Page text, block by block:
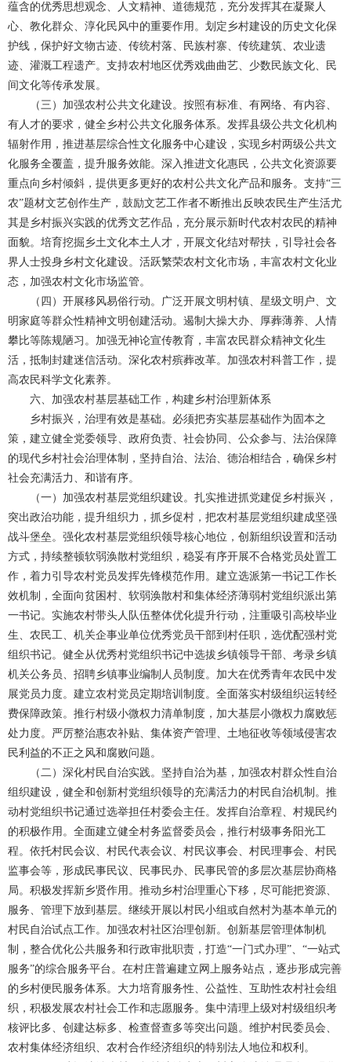
蕴含的优秀思想观念、人文精神、道德规范，充分发挥其在凝聚人
心、教化群众、淳化民风中的重要作用。划定乡村建设的历史文化保
护线，保护好文物古迹、传统村落、民族村寨、传统建筑、农业遗
迹、灌溉工程遗产。支持农村地区优秀戏曲曲艺、少数民族文化、民
间文化等传承发展。
（三）加强农村公共文化建设。按照有标准、有网络、有内容、
有人才的要求，健全乡村公共文化服务体系。发挥县级公共文化机构
辐射作用，推进基层综合性文化服务中心建设，实现乡村两级公共文
化服务全覆盖，提升服务效能。深入推进文化惠民，公共文化资源要
重点向乡村倾斜，提供更多更好的农村公共文化产品和服务。支持“三
农”题材文艺创作生产，鼓励文艺工作者不断推出反映农民生产生活尤
其是乡村振兴实践的优秀文艺作品，充分展示新时代农村农民的精神
面貌。培育挖掘乡土文化本土人才，开展文化结对帮扶，引导社会各
界人士投身乡村文化建设。活跃繁荣农村文化市场，丰富农村文化业
态，加强农村文化市场监管。
（四）开展移风易俗行动。广泛开展文明村镇、星级文明户、文
明家庭等群众性精神文明创建活动。遏制大操大办、厚葬薄养、人情
攀比等陈规陋习。加强无神论宣传教育，丰富农民群众精神文化生
活，抵制封建迷信活动。深化农村殡葬改革。加强农村科普工作，提
高农民科学文化素养。
六、加强农村基层基础工作，构建乡村治理新体系
乡村振兴，治理有效是基础。必须把夯实基层基础作为固本之
策，建立健全党委领导、政府负责、社会协同、公众参与、法治保障
的现代乡村社会治理体制，坚持自治、法治、德治相结合，确保乡村
社会充满活力、和谐有序。
（一）加强农村基层党组织建设。扎实推进抓党建促乡村振兴，
突出政治功能，提升组织力，抓乡促村，把农村基层党组织建成坚强
战斗堡垒。强化农村基层党组织领导核心地位，创新组织设置和活动
方式，持续整顿软弱涣散村党组织，稳妥有序开展不合格党员处置工
作，着力引导农村党员发挥先锋模范作用。建立选派第一书记工作长
效机制，全面向贫困村、软弱涣散村和集体经济薄弱村党组织派出第
一书记。实施农村带头人队伍整体优化提升行动，注重吸引高校毕业
生、农民工、机关企事业单位优秀党员干部到村任职，选优配强村党
组织书记。健全从优秀村党组织书记中选拔乡镇领导干部、考录乡镇
机关公务员、招聘乡镇事业编制人员制度。加大在优秀青年农民中发
展党员力度。建立农村党员定期培训制度。全面落实村级组织运转经
费保障政策。推行村级小微权力清单制度，加大基层小微权力腐败惩
处力度。严厉整治惠农补贴、集体资产管理、土地征收等领域侵害农
民利益的不正之风和腐败问题。
（二）深化村民自治实践。坚持自治为基，加强农村群众性自治
组织建设，健全和创新村党组织领导的充满活力的村民自治机制。推
动村党组织书记通过选举担任村委会主任。发挥自治章程、村规民约
的积极作用。全面建立健全村务监督委员会，推行村级事务阳光工
程。依托村民会议、村民代表会议、村民议事会、村民理事会、村民
监事会等，形成民事民议、民事民办、民事民管的多层次基层协商格
局。积极发挥新乡贤作用。推动乡村治理重心下移，尽可能把资源、
服务、管理下放到基层。继续开展以村民小组或自然村为基本单元的
村民自治试点工作。加强农村社区治理创新。创新基层管理体制机
制，整合优化公共服务和行政审批职责，打造“一门式办理”、“一站式
服务”的综合服务平台。在村庄普遍建立网上服务站点，逐步形成完善
的乡村便民服务体系。大力培育服务性、公益性、互助性农村社会组
织，积极发展农村社会工作和志愿服务。集中清理上级对村级组织考
核评比多、创建达标多、检查督查多等突出问题。维护村民委员会、
农村集体经济组织、农村合作经济组织的特别法人地位和权利。